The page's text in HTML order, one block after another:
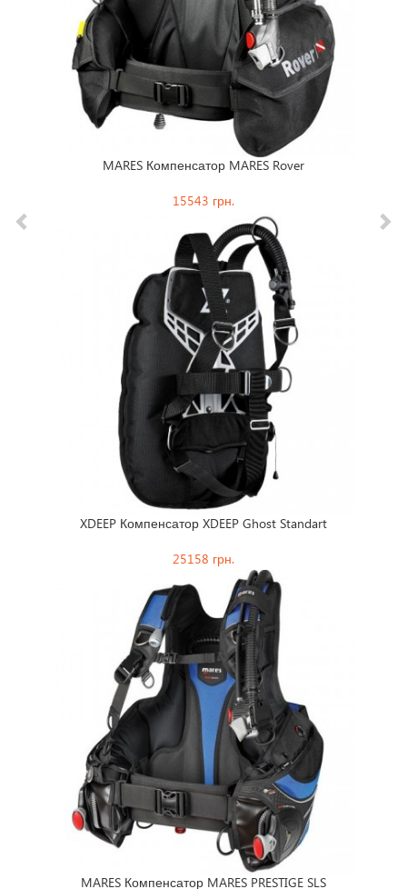
MARES Компенсатор MARES Rover
15543 грн.
XDEEP Компенсатор XDEEP Ghost Standart
25158 грн.
MARES Компенсатор MARES PRESTIGE SLS